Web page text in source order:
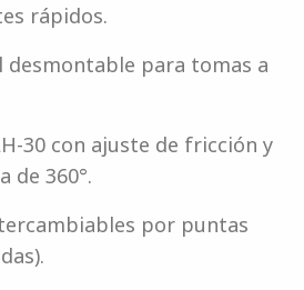
rápidos.
desmontable para tomas a
30 con ajuste de fricción y
de 360°.
por puntas